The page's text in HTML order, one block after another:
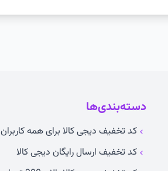
دسته‌بندی‌ها
کد تخفیف دیجی کالا برای همه کاربران
کد تخفیف ارسال رایگان دیجی کالا